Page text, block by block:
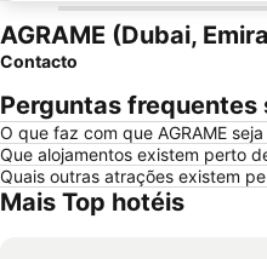
AGRAME (Dubai,
Contacto
Perguntas frequentes
O que faz com que AGRAME
Que alojamentos existem perto
Quais outras atrações existem
Mais Top hotéis